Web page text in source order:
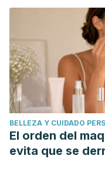
BELLEZA Y CUIDADO
El orden del
evita que se